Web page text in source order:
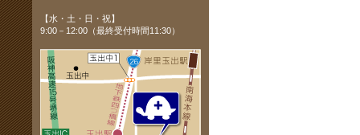
【水・土・日・祝】
9:00－12:00（最終受付時間11:30）